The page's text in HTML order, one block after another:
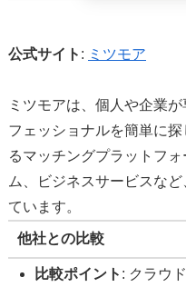
公式サイト : ミツモア
ミツモアは、個人や企業
フェッショナルを簡単に
るマッチングプラットフ
ム、ビジネスサービスな
ています。
他社との比較
比較ポイント : クラウ